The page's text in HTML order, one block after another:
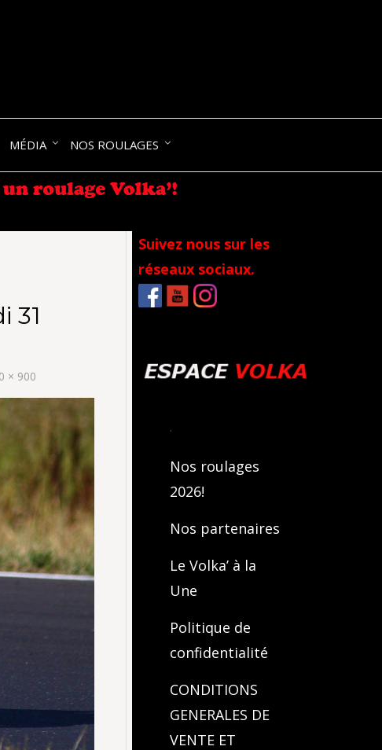
MÉDIA NOS ROULAGES
31
× 900
Suivez nous sur les
réseaux sociaux.
.
Nos roulages
2026!
Nos partenaires
Le Volka’ à la
Une
Politique de
confidentialité
CONDITIONS
GENERALES DE
VENTE ET